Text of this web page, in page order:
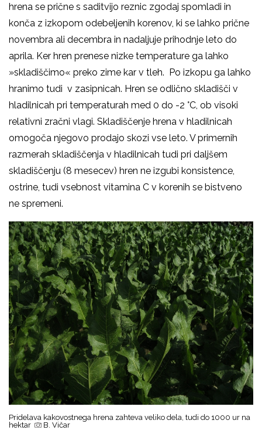
hrena se prične s saditvijo reznic zgodaj spomladi in
konča z izkopom odebeljenih korenov, ki se lahko prične
novembra ali decembra in nadaljuje prihodnje leto do
aprila. Ker hren prenese nizke temperature ga lahko
»skladiščimo« preko zime kar v tleh. Po izkopu ga lahko
hranimo tudi v zasipnicah. Hren se odlično skladišči v
hladilnicah pri temperaturah med 0 do -2 °C, ob visoki
relativni zračni vlagi. Skladiščenje hrena v hladilnicah
omogoča njegovo prodajo skozi vse leto. V primernih
razmerah skladiščenja v hladilnicah tudi pri daljšem
skladiščenju (8 mesecev) hren ne izgubi konsistence,
ostrine, tudi vsebnost vitamina C v korenih se bistveno
ne spremeni.
Pridelava kakovostnega hrena zahteva veliko dela, tudi do 1000 ur na
hektar
B. Vičar